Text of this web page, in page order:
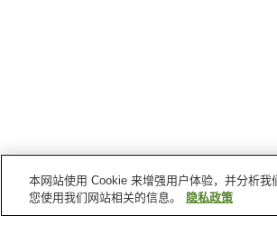
本网站使用 Cookie 来增强用户体验，并分析
您使用我们网站相关的信息。
隐私政策